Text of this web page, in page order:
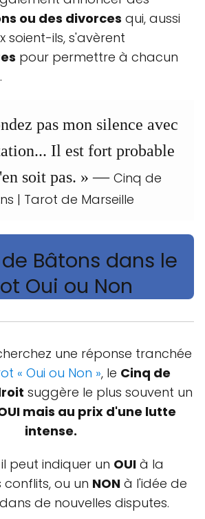
ou des divorces qui, aussi
soient-ils, s'avèrent
pour permettre à chacun
pas mon silence avec
Il est fort probable
soit pas. » — Cinq de
| Tarot de Marseille
Bâtons dans le
Oui ou Non
une réponse tranchée
« Oui ou Non », le Cinq de
suggère le plus souvent un
mais au prix d'une lutte
intense.
peut indiquer un OUIà la
ou un NONà l'idée de
de nouvelles disputes.